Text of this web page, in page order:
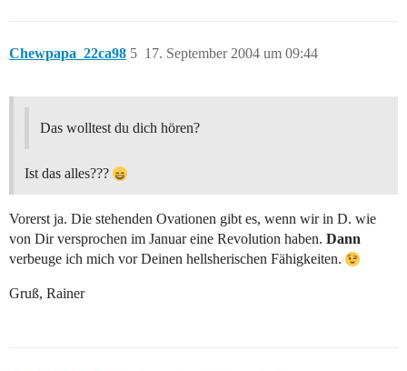
Chewpapa_22ca98 17. September 2004 um 09:44
5
Das wolltest du dich hören?
Ist das alles???
Vorerst ja. Die stehenden Ovationen gibt es, wenn wir in D. wie
von Dir versprochen im Januar eine Revolution haben. Dann
verbeuge ich mich vor Deinen hellsherischen Fähigkeiten.
Gruß, Rainer